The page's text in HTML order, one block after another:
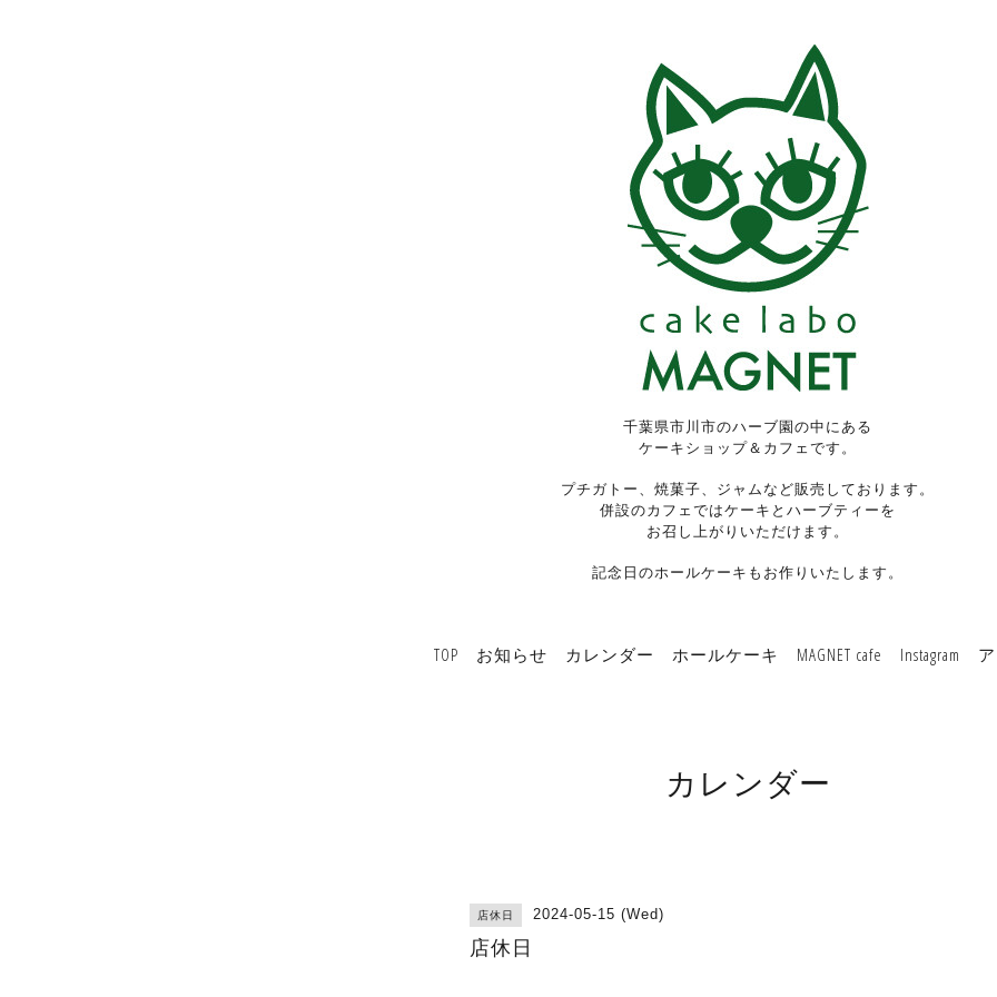
千葉県市川市のハーブ園の中にある
ケーキショップ＆カフェです。
プチガトー、焼菓子、ジャムなど販売しております。
併設のカフェではケーキとハーブティーを
お召し上がりいただけます。
記念日のホールケーキもお作りいたします。
TOP お知らせ カレンダー ホールケーキ MAGNET cafe Instagram
カレンダー
店休日 2024-05-15 (Wed)
店休日